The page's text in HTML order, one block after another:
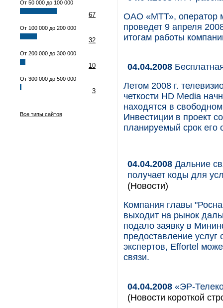
От 50 000 до 100 000
67
От 100 000 до 200 000
32
От 200 000 до 300 000
10
От 300 000 до 500 000
3
Все типы сайтов
ОАО «МТТ», оператор
проведет 9 апреля
итогам работы
04.04.2008
Летом 2008 г.
четкости HD Media
находятся в
Инвестиции в проект
планируемый срок его
04.04.2008 Дальние
получает коды для
(Новости)
Компания главы
выходит на рынок
подало заявку в
предоставление
экспертов, Effortel
связи.
04.04.2008 «ЭР-
(Новости короткой